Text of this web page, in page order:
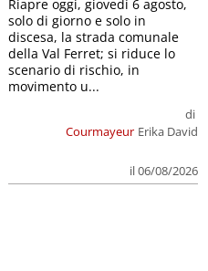
Courmayeur
di
Erika David
il 06/08/2026
Riapre oggi, giovedì 6 agosto,
solo di giorno e solo in
discesa, la strada comunale
della Val Ferret; si riduce lo
scenario di rischio, in
movimento u...